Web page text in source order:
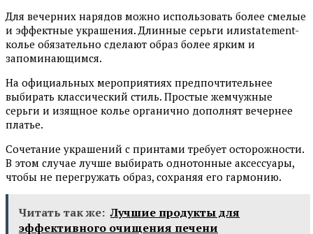
Для вечерних нарядов можно использовать более смелые
и эффектные украшения. Длинные серьги илиstatement-
колье обязательно сделают образ более ярким и
запоминающимся.
На официальных мероприятиях предпочтительнее
выбирать классический стиль. Простые жемчужные
серьги и изящное колье органично дополнят вечернее
платье.
Сочетание украшений с принтами требует осторожности.
В этом случае лучше выбирать однотонные аксессуары,
чтобы не перегружать образ, сохраняя его гармонию.
Читать так же: Лучшие продукты для
эффективного очищения печени